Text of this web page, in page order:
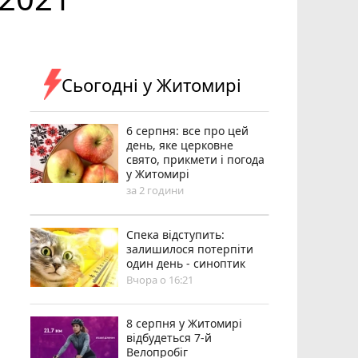
Сьогодні у Житомирі
6 серпня: все про цей
день, яке церковне
свято, прикмети і погода
у Житомирі
за 2 години
Спека відступить:
залишилося потерпіти
один день - синоптик
Вчора о 16:21
8 серпня у Житомирі
відбудеться 7-й
Велопробіг